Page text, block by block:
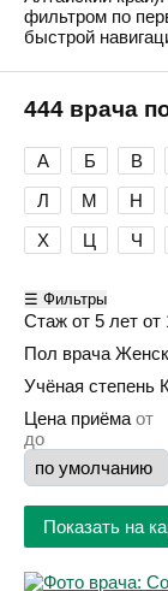
фильтром по
быстрой
444 врача
А Б В
Л
М Н
Х
Ц Ч
☰ Фильтры
Стаж от 5 лет от
Пол врача
Учёная степень
Цена приёма
Показать на